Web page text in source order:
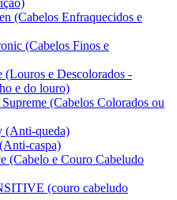
(Cabelos Enfraquecidos e
(Cabelos Finos e
e Descolorados -
e do louro)
(Cabelos Colorados ou
(Anti-queda)
caspa)
(Cabelo e Couro Cabeludo
(couro cabeludo